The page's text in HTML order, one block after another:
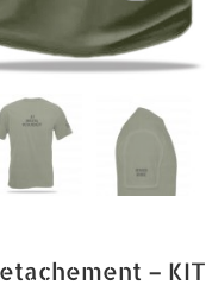
– KIT